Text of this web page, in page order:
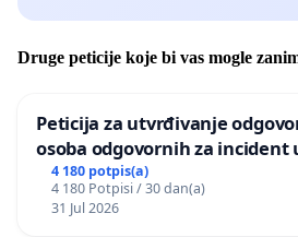
Druge peticije koje bi vas mogle
Peticija za utvrđivanje
osoba odgovornih za incident
Grada Zagreba
4 180 potpis(a)
4 180 Potpisi / 30 dan(a)
31 Jul 2026